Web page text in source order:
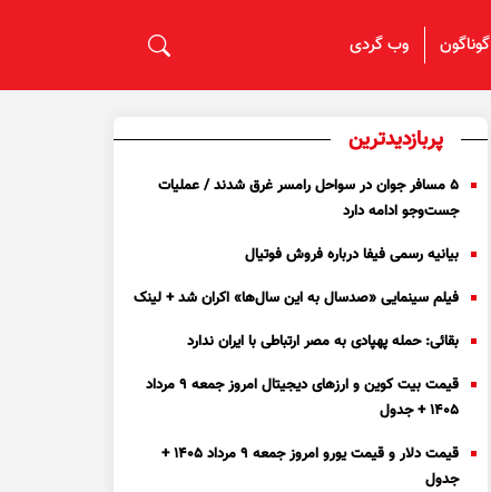
گوناگون وب گردی
پربازدیدترین
۵ مسافر جوان در سواحل رامسر غرق شدند / عملیات
جست‌و‌جو ادامه دارد
بیانیه رسمی فیفا درباره فروش فوتیال
فیلم سینمایی «صدسال به این سال‌ها» اکران شد + لینک
بقائی: حمله پهپادی به مصر ارتباطی با ایران ندارد
قیمت بیت کوین و ارز‌های دیجیتال امروز جمعه ۹ مرداد
۱۴۰۵ + جدول
قیمت دلار و قیمت یورو امروز جمعه ۹ مرداد ۱۴۰۵ +
جدول